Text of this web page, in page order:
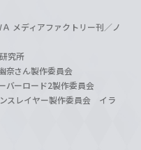
メディアファクトリー刊／ノ
究所
奈さん製作委員会
バーロード2製作委員会
スレイヤー製作委員会 イラ